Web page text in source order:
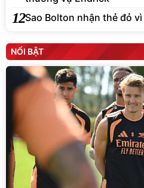
12Sao Bolton nhận thẻ đỏ
NỔI BẬT